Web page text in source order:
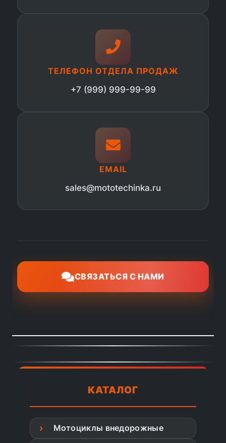
ТЕЛЕФОН ОТДЕЛА ПРОДАЖ
+7 (999) 999-99-99
EMAIL
sales@mototechinka.ru
СВЯЗАТЬСЯ С НАМИ
КАТАЛОГ
Мотоциклы внедорожные